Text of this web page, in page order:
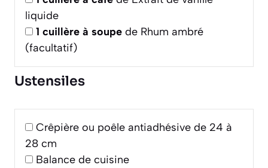
liquide
1 cuillère à soupe de Rhum ambré
(facultatif)
Ustensiles
Crêpière ou poêle antiadhésive de 24 à
28 cm
Balance de cuisine